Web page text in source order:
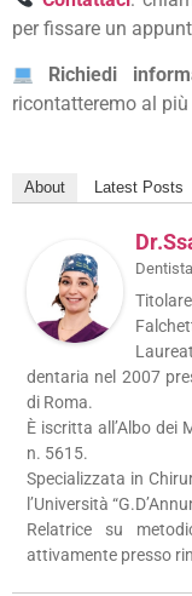
per fissare un
Richiedi
ricontatteremo al più
About Latest Posts
Dentista
dentaria nel 2007
di Roma.
È iscritta all’Albo dei
n. 5615.
Specializzata in
l’Università
Relatrice su
attivamente presso